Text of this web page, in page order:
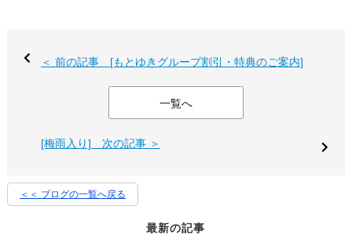
＜ 前の記事 [もとゆきグループ割引・特典のご案内]
一覧へ
[梅雨入り] 次の記事 ＞
＜＜ ブログの一覧へ戻る
最新の記事